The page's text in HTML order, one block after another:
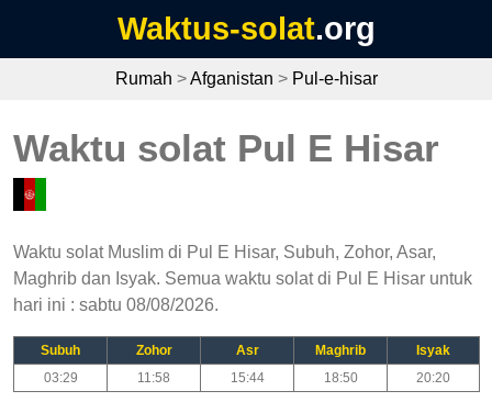
Waktus-solat.org
Rumah >Afganistan > Pul-e-hisar
Waktu solat Pul E Hisar
Waktu solat Muslim di Pul E Hisar, Subuh, Zohor, Asar,
Maghrib dan Isyak. Semua waktu solat di Pul E Hisar untuk
hari ini : sabtu 08/08/2026.
Subuh Zohor Asr Maghrib
Isyak
03:29
11:58 15:44 18:50 20:20